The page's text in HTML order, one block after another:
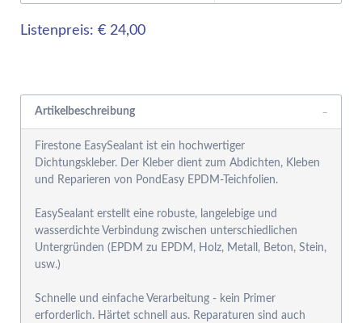
Listenpreis: € 24,00
Artikelbeschreibung
Firestone EasySealant ist ein hochwertiger
Dichtungskleber. Der Kleber dient zum Abdichten, Kleben
und Reparieren von PondEasy EPDM-Teichfolien.
EasySealant erstellt eine robuste, langelebige und
wasserdichte Verbindung zwischen unterschiedlichen
Untergründen (EPDM zu EPDM, Holz, Metall, Beton, Stein,
usw.)
Schnelle und einfache Verarbeitung - kein Primer
erforderlich. Härtet schnell aus. Reparaturen sind auch